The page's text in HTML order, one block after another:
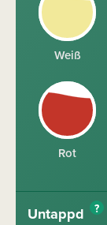
Weiß
Rot
Untappd ?